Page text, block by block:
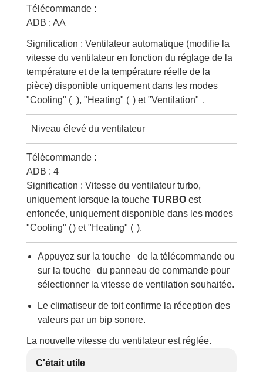
Télécommande :
ADB : AA
Signification : Ventilateur automatique (modifie la
vitesse du ventilateur en fonction du réglage de la
température et de la température réelle de la
pièce) disponible uniquement dans les modes
"Cooling" ( ), "Heating" ( ) et "Ventilation" .
Niveau élevé du ventilateur
Télécommande :
ADB : 4
Signification : Vitesse du ventilateur turbo,
uniquement lorsque la touche TURBO est
enfoncée, uniquement disponible dans les modes
"Cooling" () et "Heating" ( ).
Appuyez sur la touche
de la télécommande ou
sur la touche du panneau de commande pour
sélectionner la vitesse de ventilation souhaitée.
Le climatiseur de toit confirme la réception des
valeurs par un bip sonore.
La nouvelle vitesse du ventilateur est réglée.
C'était utile